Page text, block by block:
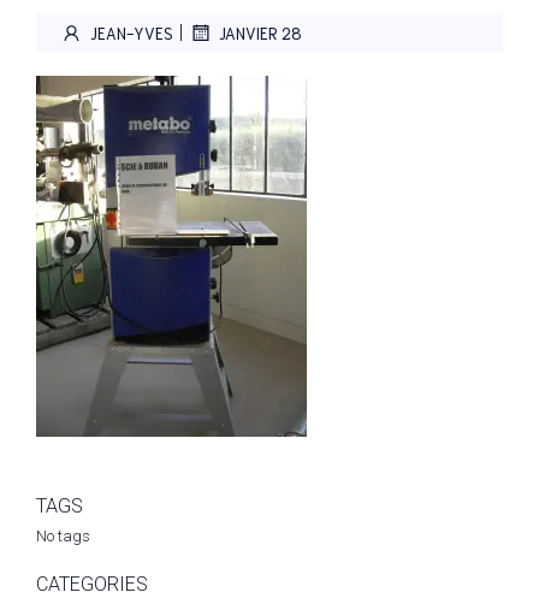
JEAN-YVES | JANVIER 28
TAGS
No tags
CATEGORIES